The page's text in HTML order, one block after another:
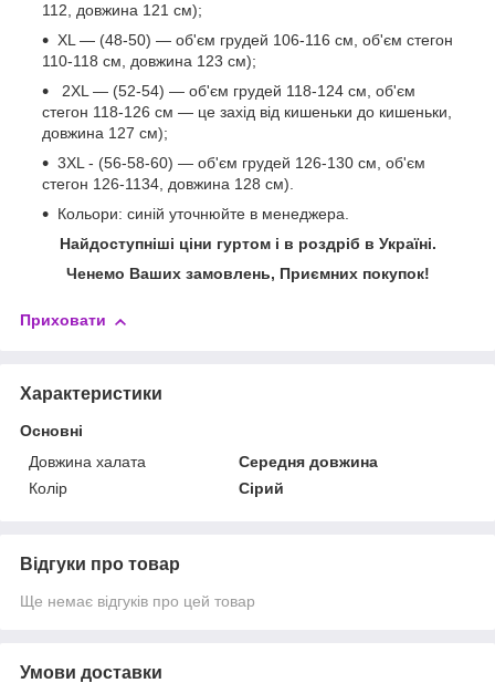
112, довжина 121 см);
XL — (48-50) — об'єм грудей 106-116 см, об'єм стегон
110-118 см, довжина 123 см);
2XL — (52-54) — об'єм грудей 118-124 см, об'єм
стегон 118-126 см — це захід від кишеньки до кишеньки,
довжина 127 см);
3XL - (56-58-60) — об'єм грудей 126-130 см, об'єм
стегон 126-1134, довжина 128 см).
Кольори: синій уточнюйте в менеджера.
Найдоступніші ціни гуртом і в роздріб в Україні.
Ченемо Ваших замовлень, Приємних покупок!
Приховати
Характеристики
Основні
Довжина халата
Середня довжина
Колір
Сірий
Відгуки про товар
Ще немає відгуків про цей товар
Умови доставки